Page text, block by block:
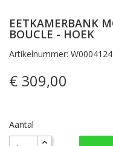
EETKAMERBANK
BOUCLE - HOEK
Artikelnummer:
€ 309,00
Aantal